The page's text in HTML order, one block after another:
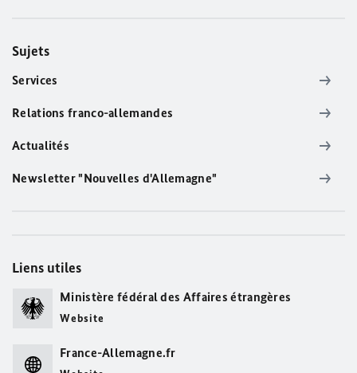
Sujets
Services
Relations franco-allemandes
Actualités
Newsletter "Nouvelles d'Allemagne"
Liens utiles
Ministère fédéral des Affaires étrangères
Website
France-Allemagne.fr